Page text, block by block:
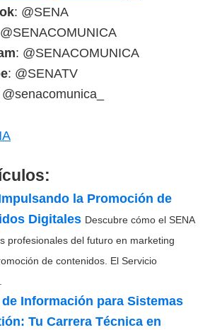
: @SENA
: @SENACOMUNICA
: @SENATV
@senacomunica_
la Promoción de
Digitales Descubre cómo el SENA
profesionales del futuro en marketing
de contenidos. El Servicio
de Información para Sistemas
Tu Carrera Técnica en